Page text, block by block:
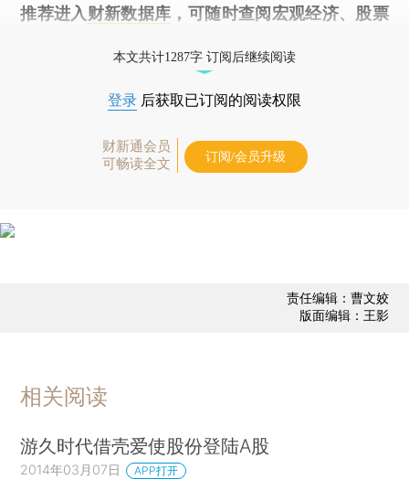
推荐进入 财新数据库 ，可随时查阅宏观经济、股票
本文共计1287字 订阅后继续阅读
登录 后获取已订阅的阅读权限
财新通会员
可畅读全文
订阅/会员升级
责任编辑：曹文姣
版面编辑：王影
相关阅读
游久时代借壳爱使股份登陆A股
2014年03月07日 APP打开